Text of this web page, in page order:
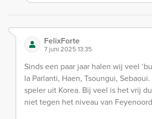
FelixForte
7 juni 2025 13:35
Sinds een paar jaar halen wij veel
la Parlanti, Haen, Tsoungui,
speler uit Korea. Bij veel is het vrij
niet tegen het niveau van